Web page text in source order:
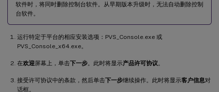
软件时，将同时删除控制台软件。从早期版本升级时，无法自动删除控制
台软件。
运行特定于平台的相应安装选项：PVS_Console.exe 或
PVS_Console_x64.exe。
在欢迎 屏幕上，单击下一步。此时将显示产品许可协议 。
接受许可协议中的条款，然后单击下一步继续操作。此时将显示客户信息对
话框。